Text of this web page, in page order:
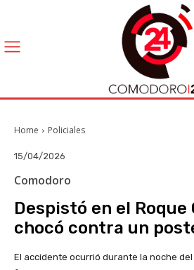
Home Policiales
15/04/2026
Comodoro
Despistó en el Roque
chocó contra un
El accidente ocurrió durante la noche